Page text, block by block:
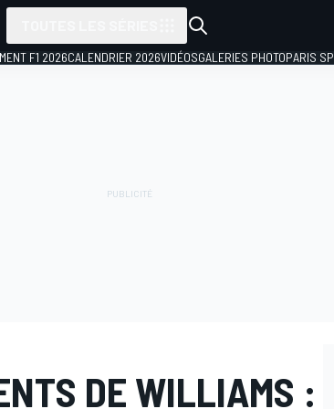
F1 2026CALENDRIER 2026VIDÉOSGALERIES PHOTOPARIS
DE WILLIAMS :